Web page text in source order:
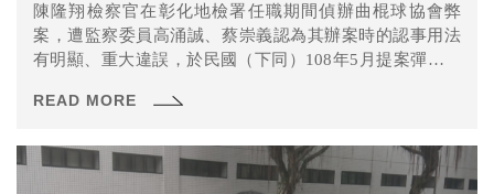
陳隆翔檢察官在彰化地檢署任職期間偵辦曲棍球協會弊
案，遭監察委員高涌誠、蔡崇義認為其辦案時的認事用法
有明顯、重大違誤，於民國（下同）108年5月提案彈劾，
會彈劾案，職務法庭在6月30日作出判決，認定陳隆翔檢察
READ MORE